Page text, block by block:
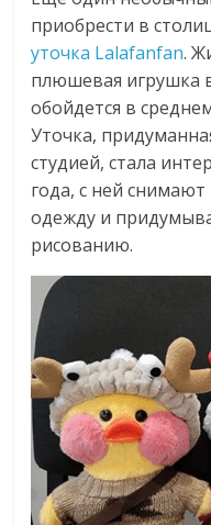
приобрести в
уточка Lalafanfan.
плюшевая игрушка
обойдется в
Уточка,
студией, стала
года, с ней
одежду и
рисованию.